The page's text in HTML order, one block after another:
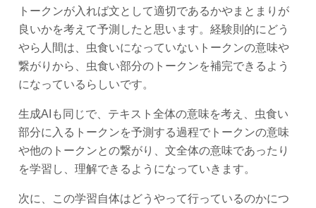
トークンが入れば文として適切であるかやまとまりが
良いかを考えて予測したと思います。経験則的にどう
やら人間は、虫食いになっていないトークンの意味や
繋がりから、虫食い部分のトークンを補完できるよう
になっているらしいです。
生成AIも同じで、テキスト全体の意味を考え、虫食い
部分に入るトークンを予測する過程でトークンの意味
や他のトークンとの繋がり、文全体の意味であったり
を学習し、理解できるようになっていきます。
次に、この学習自体はどうやって行っているのかにつ